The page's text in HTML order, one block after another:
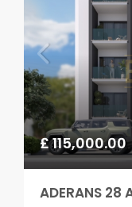
£ 115,000.00
ADERANS 28